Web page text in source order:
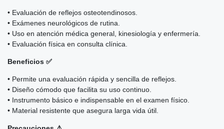
• Evaluación de reflejos osteotendinosos.
• Exámenes neurológicos de rutina.
• Uso en atención médica general, kinesiología y enfermería.
• Evaluación física en consulta clínica.
Beneficios ✅
• Permite una evaluación rápida y sencilla de reflejos.
• Diseño cómodo que facilita su uso continuo.
• Instrumento básico e indispensable en el examen físico.
• Material resistente que asegura larga vida útil.